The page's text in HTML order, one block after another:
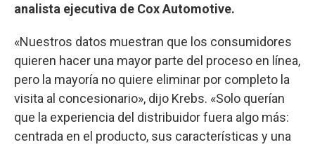
analista ejecutiva de Cox Automotive.
«Nuestros datos muestran que los consumidores
quieren hacer una mayor parte del proceso en línea,
pero la mayoría no quiere eliminar por completo la
visita al concesionario», dijo Krebs. «Solo querían
que la experiencia del distribuidor fuera algo más:
centrada en el producto, sus características y una